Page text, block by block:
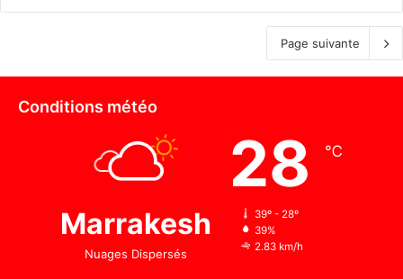
Page suivante
Conditions météo
Marrakesh
Nuages Dispersés
28 ℃
39º - 28º
39%
2.83 km/h